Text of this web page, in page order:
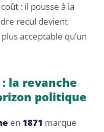
: il pousse à la
recul devient
acceptable qu’un
: la revanche
politique
en 1871 marque